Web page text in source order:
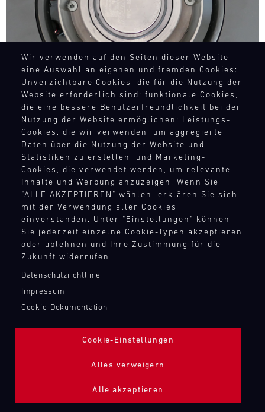
Wir verwenden auf den Seiten dieser Website
eine Auswahl an eigenen und fremden Cookies:
Unverzichtbare Cookies, die für die Nutzung der
Website erforderlich sind; funktionale Cookies,
die eine bessere Benutzerfreundlichkeit bei der
Nutzung der Website ermöglichen; Leistungs-
Cookies, die wir verwenden, um aggregierte
Daten über die Nutzung der Website und
Statistiken zu erstellen; und Marketing-
Cookies, die verwendet werden, um relevante
Inhalte und Werbung anzuzeigen. Wenn Sie
"ALLE AKZEPTIEREN" wählen, erklären Sie sich
mit der Verwendung aller Cookies
einverstanden. Unter "Einstellungen" können
Sie jederzeit einzelne Cookie-Typen akzeptieren
oder ablehnen und Ihre Zustimmung für die
Zukunft widerrufen.
Datenschutzrichtlinie
Impressum
Cookie-Dokumentation
Cookie-Einstellungen
Alles verweigern
Alle akzeptieren
KRONTEC SCHNELLTANKBEFÜLLUNG
Bild